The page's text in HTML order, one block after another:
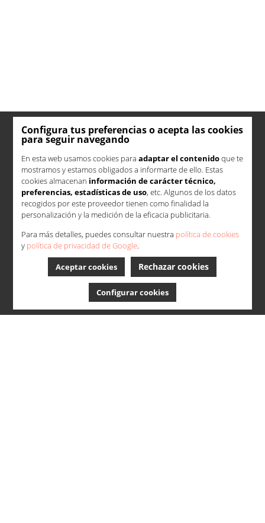
Configura tus preferencias o acepta las cookies
para seguir navegando
En esta web usamos cookies para adaptar el contenidoque te
mostramos y estamos obligados a informarte de ello. Estas
cookies almacenan información de carácter técnico,
preferencias, estadísticas de uso, etc. Algunos de los datos
recogidos por este proveedor tienen como finalidad la
personalización y la medición de la eficacia publicitaria.
Para más detalles, puedes consultar nuestra política de cookies
y política de privacidad de Google.
Aceptar cookies
Rechazar cookies
Configurar cookies